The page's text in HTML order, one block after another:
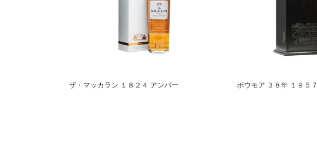
ザ・マッカラン １８２４ アンバー ボウモア ３８年 １９５７